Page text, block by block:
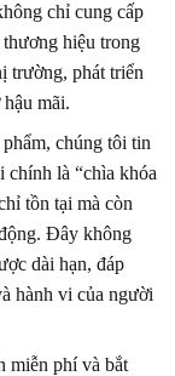
chỉ cung cấp
hiệu trong
trường, phát triển
mãi.
chúng tôi tin
chính là “chìa khóa
tồn tại mà còn
Đây không
dài hạn, đáp
hành vi của người
miễn phí và bắt